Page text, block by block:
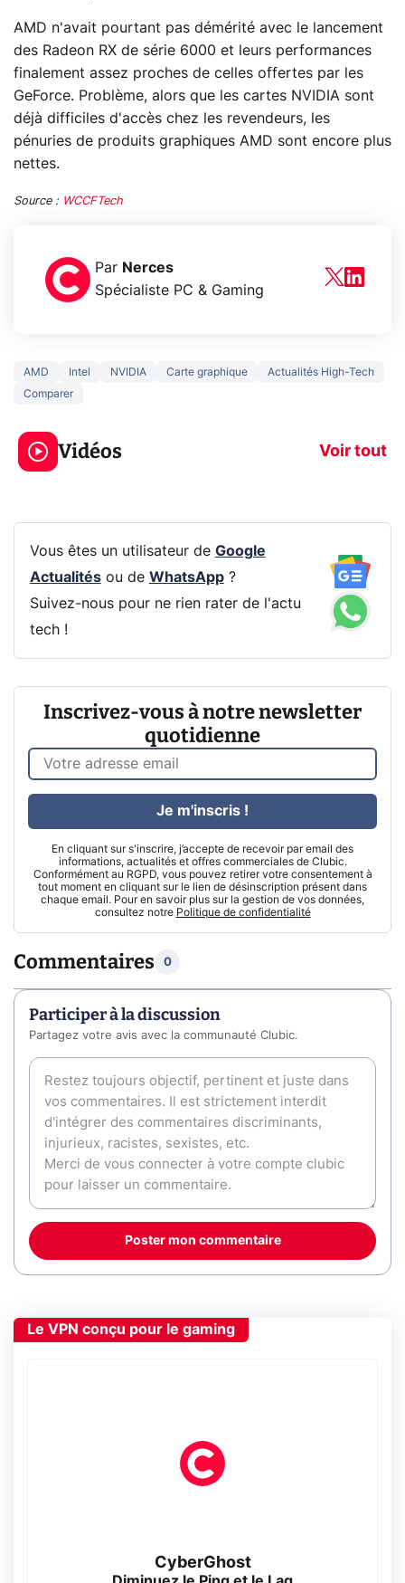
AMD n'avait pourtant pas démérité avec le lancement
des Radeon RX de série 6000 et leurs performances
finalement assez proches de celles offertes par les
GeForce. Problème, alors que les cartes NVIDIA sont
déjà difficiles d'accès chez les revendeurs, les
pénuries de produits graphiques AMD sont encore plus
nettes.
Source : WCCFTech
Par Nerces
Spécialiste PC & Gaming
AMD Intel NVIDIA Carte graphique
Actualités High-Tech
Comparer
Vidéos Voir tout
5 générations de
jeux dans la
prochaine Xbox !
navigation
Vous êtes un utilisateur de Google
Actualitésou de WhatsApp?
Suivez-nous pour ne rien rater de l'actu
tech !
Inscrivez-vous à notre newsletter
quotidienne
En cliquant sur s'inscrire, j’accepte de recevoir par email des
informations, actualités et offres commerciales de Clubic.
Conformément au RGPD, vous pouvez retirer votre consentement à
tout moment en cliquant sur le lien de désinscription présent dans
chaque email. Pour en savoir plus sur la gestion de vos données,
consultez notre Politique de confidentialité
Je m'inscris !
Commentaires 0
Participer à la discussion
Partagez votre avis avec la communauté Clubic.
Poster mon commentaire
Le VPN conçu pour le gaming
CyberGhost